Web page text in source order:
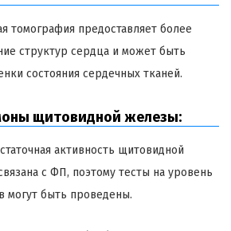
томография предоставляет более
структур сердца и может быть
состояния сердечных тканей.
щитовидной железы:
активность щитовидной
с ФП, поэтому тесты на уровень
могут быть проведены.